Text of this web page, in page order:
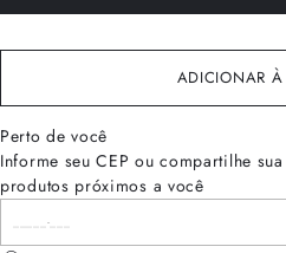
ADICIONAR
Perto de você
Informe seu CEP ou compartilhe
produtos próximos a você